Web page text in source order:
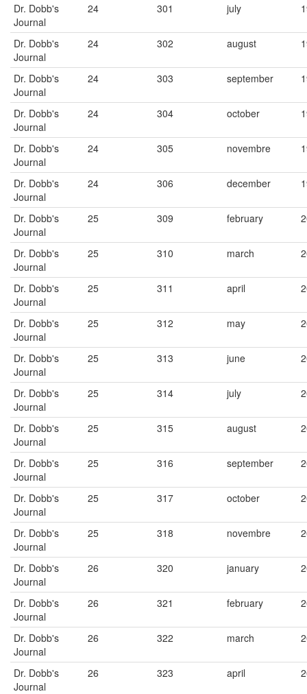
Dr. Dobb's
Journal
24 301 july
Dr. Dobb's
Journal
24 302 august
Dr. Dobb's
Journal
24 303 september
Dr. Dobb's
Journal
24 304 october
Dr. Dobb's
Journal
24 305 novembre
Dr. Dobb's
Journal
24 306 december
Dr. Dobb's
Journal
25 309 february
Dr. Dobb's
Journal
25 310 march
Dr. Dobb's
Journal
25 311 april
Dr. Dobb's
Journal
25 312 may
Dr. Dobb's
Journal
25 313 june
Dr. Dobb's
Journal
25 314 july
Dr. Dobb's
Journal
25 315 august
Dr. Dobb's
Journal
25 316 september
Dr. Dobb's
Journal
25 317 october
Dr. Dobb's
Journal
25 318 novembre
Dr. Dobb's
Journal
26 320 january
Dr. Dobb's
Journal
26 321 february
Dr. Dobb's
Journal
26 322 march
Dr. Dobb's
Journal
26 323 april